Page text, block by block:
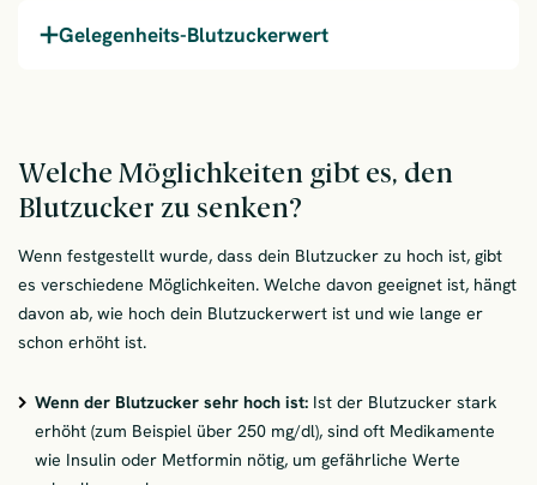
Gelegenheits-Blutzuckerwert
Welche Möglichkeiten gibt es, den
Blutzucker zu senken?
Wenn festgestellt wurde, dass dein Blutzucker zu hoch ist, gibt
es verschiedene Möglichkeiten. Welche davon geeignet ist, hängt
davon ab, wie hoch dein Blutzuckerwert ist und wie lange er
schon erhöht ist.
Wenn der Blutzucker sehr hoch ist: Ist der Blutzucker stark
erhöht (zum Beispiel über 250 mg/dl), sind oft Medikamente
wie Insulin oder Metformin nötig, um gefährliche Werte